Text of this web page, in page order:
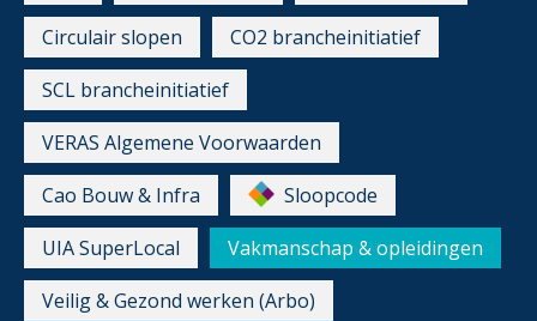
Circulair slopen
CO2 brancheinitiatief
SCL brancheinitiatief
VERAS Algemene Voorwaarden
Cao Bouw & Infra
Sloopcode
UIA SuperLocal
Vakmanschap & opleidingen
Veilig & Gezond werken (Arbo)